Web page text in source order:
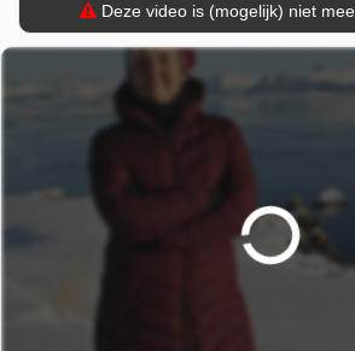
Deze video is (mogelijk) niet